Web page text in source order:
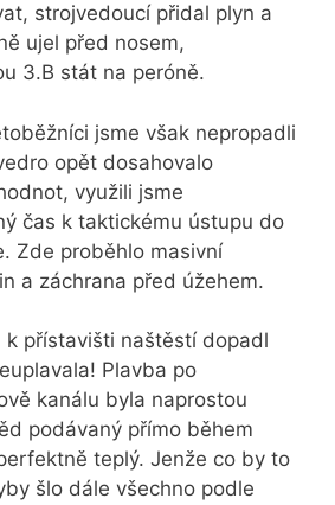
strojvedoucí přidal plyn a
ujel před nosem,
3.B stát na peróně.
jsme však nepropadli
opět dosahovalo
využili jsme
čas k taktickému ústupu do
Zde proběhlo masivní
a záchrana před úžehem.
k přístavišti naštěstí dopadl
Plavba po
kanálu byla naprostou
podávaný přímo během
teplý. Jenže co by to
šlo dále všechno podle